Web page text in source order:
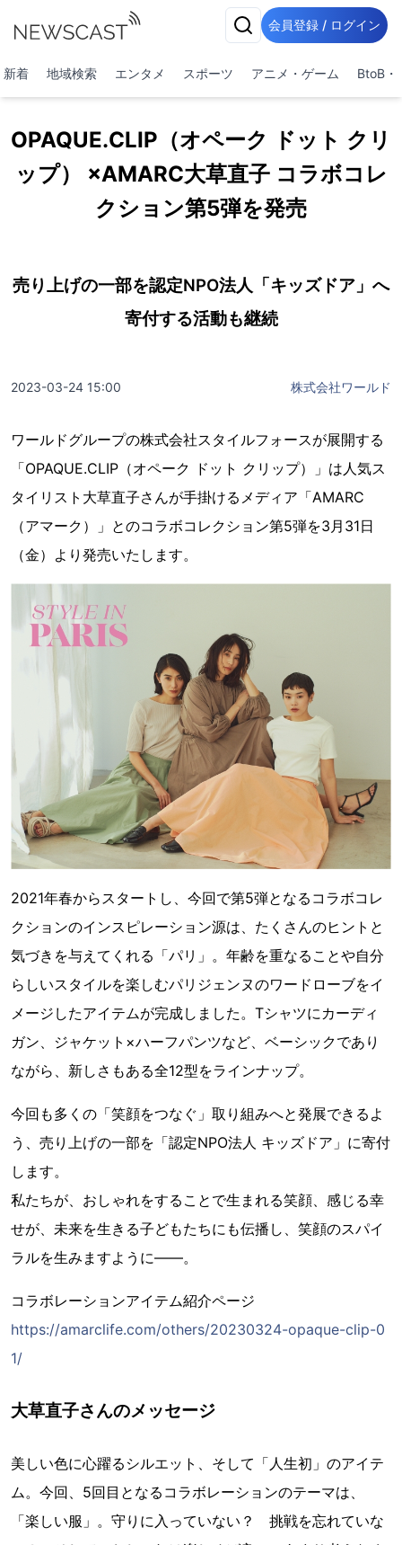
会員登録 / ログイン
新着 地域検索 エンタメ スポーツ アニメ・ゲーム BtoB・
OPAQUE.CLIP（オペーク ドット クリ
ップ） ×AMARC大草直子 コラボコレ
クション第5弾を発売
売り上げの一部を認定NPO法人「キッズドア」へ
寄付する活動も継続
2023-03-24 15:00 株式会社ワールド
ワールドグループの株式会社スタイルフォースが展開する
「OPAQUE.CLIP（オペーク ドット クリップ）」は人気ス
タイリスト大草直子さんが手掛けるメディア「AMARC
（アマーク）」とのコラボコレクション第5弾を3月31日
（金）より発売いたします。
2021年春からスタートし、今回で第5弾となるコラボコレ
クションのインスピレーション源は、たくさんのヒントと
気づきを与えてくれる「パリ」。年齢を重なることや自分
らしいスタイルを楽しむパリジェンヌのワードローブをイ
メージしたアイテムが完成しました。Tシャツにカーディ
ガン、ジャケット×ハーフパンツなど、ベーシックであり
ながら、新しさもある全12型をラインナップ。
今回も多くの「笑顔をつなぐ」取り組みへと発展できるよ
う、売り上げの一部を「認定NPO法人 キッズドア」に寄付
します。
私たちが、おしゃれをすることで生まれる笑顔、感じる幸
せが、未来を生きる子どもたちにも伝播し、笑顔のスパイ
ラルを生みますように――。
コラボレーションアイテム紹介ページ
https://amarclife.com/others/20230324-opaque-clip-0
1/
大草直子さんのメッセージ
美しい色に心躍るシルエット、そして「人生初」のアイテ
ム。今回、5回目となるコラボレーションのテーマは、
「楽しい服」。守りに入っていない？ 挑戦を忘れていな